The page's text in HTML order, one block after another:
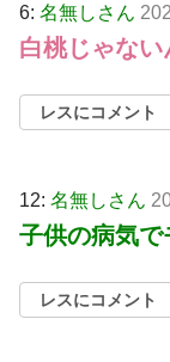
6: 名無しさん
白桃じゃない
レスにコメント
12: 名無しさん
子供の病気
レスにコメント